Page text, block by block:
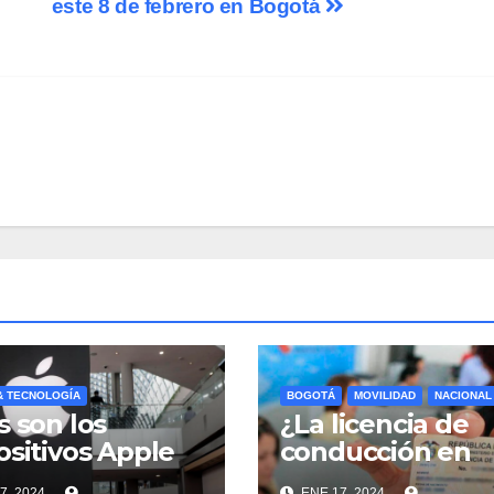
este 8 de febrero en Bogotá
TECNOLOGÍA
son los
Apple
BOGOTÁ MOVILIDAD NACIONAL
¿La licencia de
conducción en
Colombia se